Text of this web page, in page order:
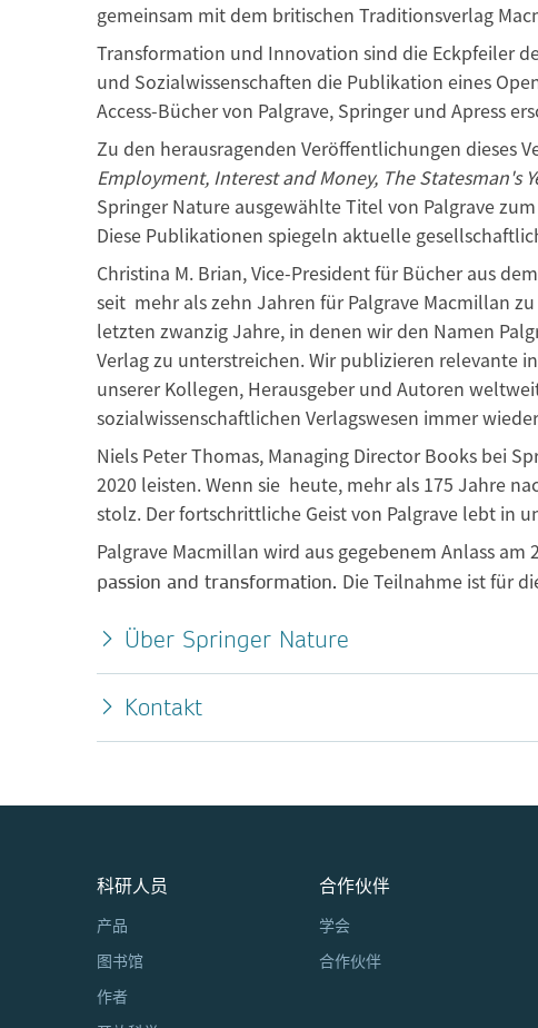
gemeinsam mit dem britischen Traditionsverlag
Transformation und Innovation sind die Eckpfeiler
und Sozialwissenschaften die Publikation eines
Access-Bücher von Palgrave, Springer und Apress
Zu den herausragenden Veröffentlichungen dieses
Employment, Interest and Money, The Statesman's
Springer Nature ausgewählte Titel von Palgrave
Diese Publikationen spiegeln aktuelle
Christina M. Brian, Vice-President für Bücher aus
seit mehr als zehn Jahren für Palgrave Macmillan
letzten zwanzig Jahre, in denen wir den Namen
Verlag zu unterstreichen. Wir publizieren relevante
unserer Kollegen, Herausgeber und Autoren
sozialwissenschaftlichen Verlagswesen immer
Niels Peter Thomas, Managing Director Books bei
2020 leisten. Wenn sie heute, mehr als 175 Jahre
stolz. Der fortschrittliche Geist von Palgrave lebt in
Palgrave Macmillan wird aus gegebenem Anlass
passion and transformation. Die Teilnahme ist für
Über Springer Nature
Kontakt
科研人员
产品
图书馆
作者
合作伙伴
学会
合作伙伴